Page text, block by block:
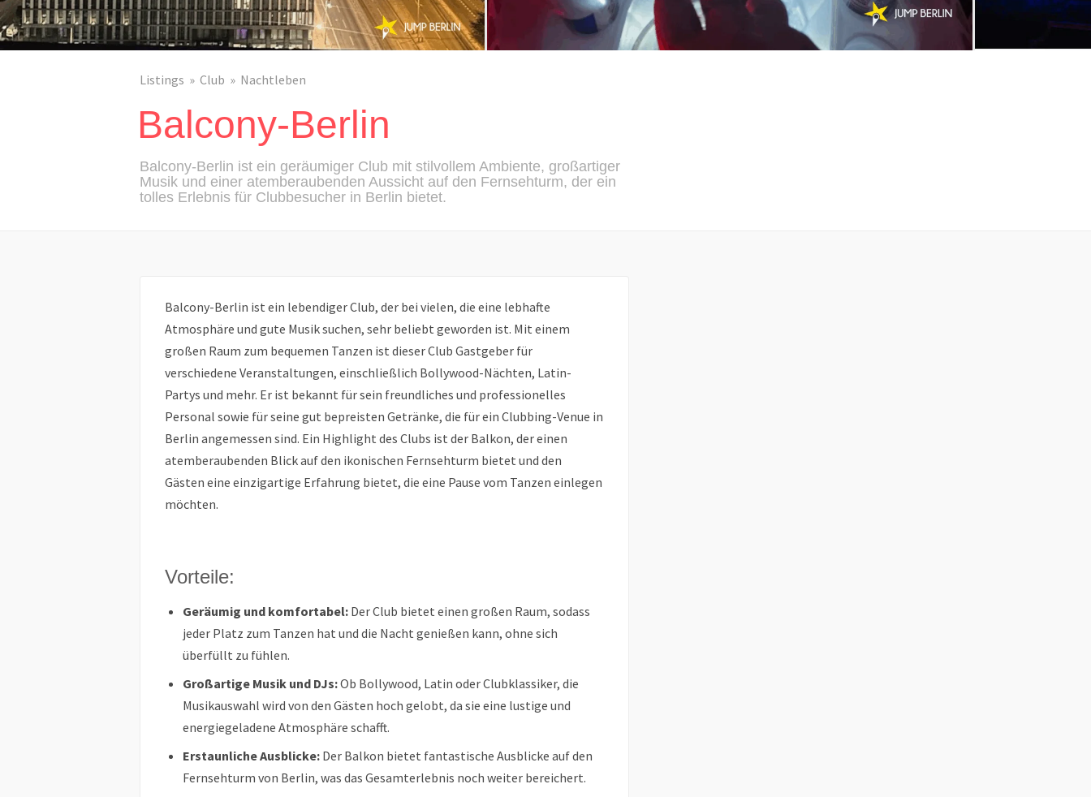
Listings Club Nachtleben
Balcony-Berlin
Balcony-Berlin ist ein geräumiger Club mit stilvollem Ambiente, großartiger
Musik und einer atemberaubenden Aussicht auf den Fernsehturm, der ein
tolles Erlebnis für Clubbesucher in Berlin bietet.
Balcony-Berlin ist ein lebendiger Club, der bei vielen, die eine lebhafte
Atmosphäre und gute Musik suchen, sehr beliebt geworden ist. Mit einem
großen Raum zum bequemen Tanzen ist dieser Club Gastgeber für
verschiedene Veranstaltungen, einschließlich Bollywood-Nächten, Latin-
Partys und mehr. Er ist bekannt für sein freundliches und professionelles
Personal sowie für seine gut bepreisten Getränke, die für ein Clubbing-Venue in
Berlin angemessen sind. Ein Highlight des Clubs ist der Balkon, der einen
atemberaubenden Blick auf den ikonischen Fernsehturm bietet und den
Gästen eine einzigartige Erfahrung bietet, die eine Pause vom Tanzen einlegen
möchten.
Vorteile:
Geräumig und komfortabel: Der Club bietet einen großen Raum, sodass
jeder Platz zum Tanzen hat und die Nacht genießen kann, ohne sich
überfüllt zu fühlen.
Großartige Musik und DJs:Ob Bollywood, Latin oder Clubklassiker, die
Musikauswahl wird von den Gästen hoch gelobt, da sie eine lustige und
energiegeladene Atmosphäre schafft.
Erstaunliche Ausblicke: Der Balkon bietet fantastische Ausblicke auf den
Fernsehturm von Berlin, was das Gesamterlebnis noch weiter bereichert.